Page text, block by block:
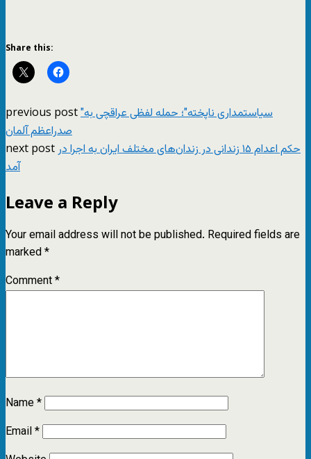
Share this:
previous post"سیاستمداری ناپخته"؛ حمله لفظی عراقچی به
صدراعظم آلمان
next post حکم اعدام ۱۵ زندانی در زندان‌های مختلف ایران به اجرا در
آمد
Leave a Reply
Your email address will not be published. Required fields are
marked*
Comment*
Name*
Email*